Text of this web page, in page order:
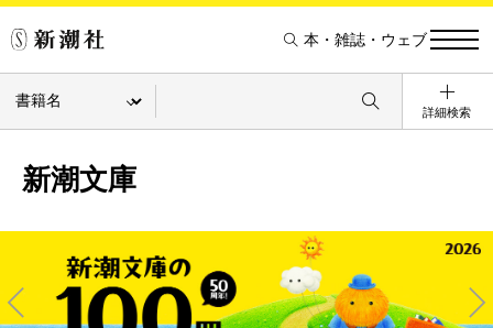
本・雑誌・ウェブ
詳細検索
新潮文庫